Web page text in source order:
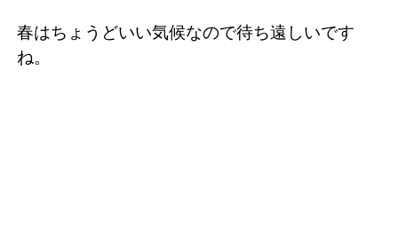
春はちょうどいい気候なので待ち遠しいです
ね。